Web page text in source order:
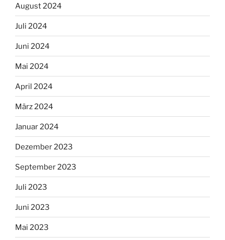
August 2024
Juli 2024
Juni 2024
Mai 2024
April 2024
März 2024
Januar 2024
Dezember 2023
September 2023
Juli 2023
Juni 2023
Mai 2023